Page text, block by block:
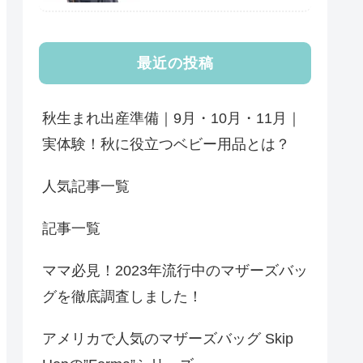
最近の投稿
秋生まれ出産準備｜9月・10月・11月｜
実体験！秋に役立つベビー用品とは？
人気記事一覧
記事一覧
ママ必見！2023年流行中のマザーズバッ
グを徹底調査しました！
アメリカで人気のマザーズバッグ Skip